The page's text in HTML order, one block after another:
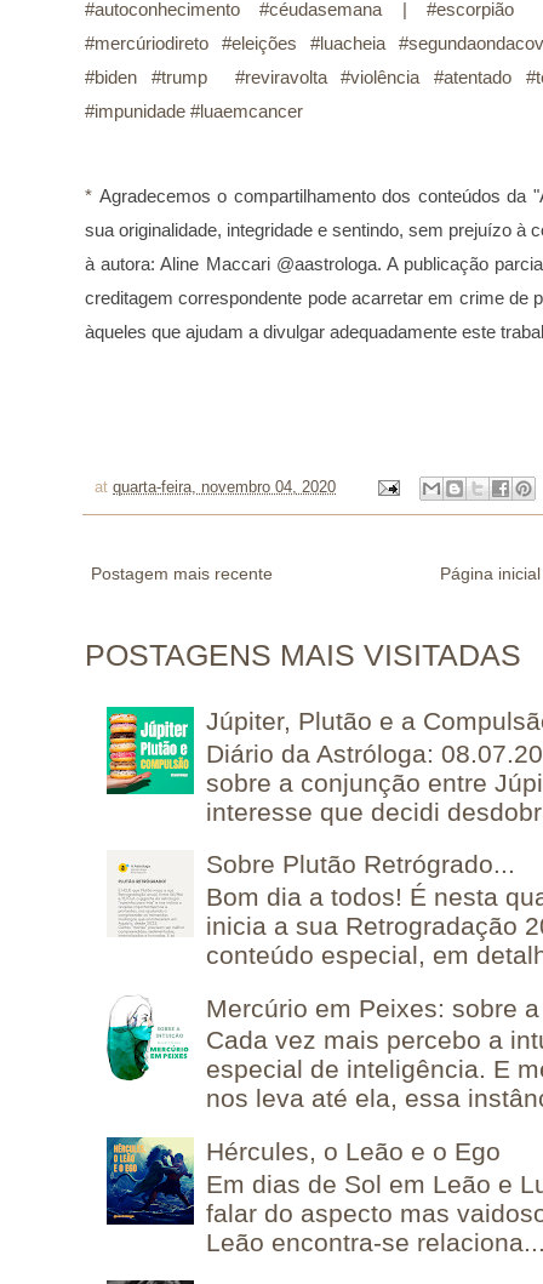
#autoconhecimento #céudasemana | #escorpião
#mercúriodireto #eleições #luacheia
#biden #trump #reviravolta #violência #atentado
#impunidade #luaemcancer
* Agradecemos o compartilhamento dos conteúdos da
sua originalidade, integridade e sentindo, sem prejuízo à
à autora: Aline Maccari @aastrologa. A publicação
creditagem correspondente pode acarretar em crime de
àqueles que ajudam a divulgar adequadamente este
at quarta-feira, novembro 04, 2020
Postagem mais recente Página inicial
POSTAGENS MAIS VISITADAS
Júpiter, Plutão e a
Diário da Astróloga:
sobre a conjunção entre
interesse que decidi
Sobre Plutão Retrógrado...
Bom dia a todos! É nesta
inicia a sua Retrogradação
conteúdo especial, em
Mercúrio em Peixes: sobre
Cada vez mais percebo a
especial de inteligência. E
nos leva até ela, essa
Hércules, o Leão e o Ego
Em dias de Sol em Leão e
falar do aspecto mas
Leão encontra-se